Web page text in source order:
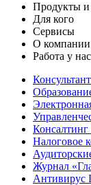
Продукты и
Для кого
Сервисы
О компании
Работа у нас
Консалтинг
Налоговое
Журнал
Антивирус